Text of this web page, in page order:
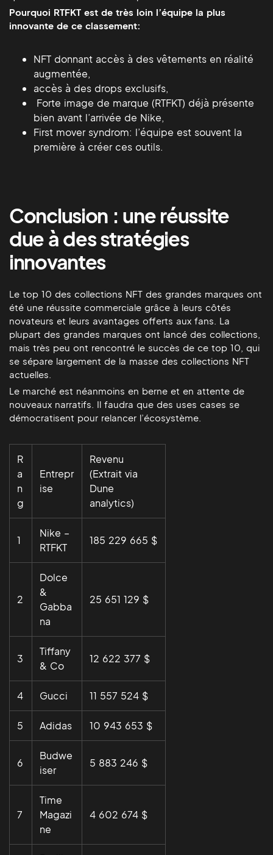
Pourquoi RTFKT est de très loin l’équipe la plus
innovante de ce classement:
NFT donnant accès à des vêtements en réalité
augmentée,
accès à des drops exclusifs,
Forte image de marque (RTFKT) déjà présente
bien avant l’arrivée de Nike,
First mover syndrom: l’équipe est souvent la
première à créer ces outils.
Conclusion : une réussite
due à des stratégies
innovantes
Le top 10 des collections NFT des grandes marques ont
été une réussite commerciale grâce à leurs côtés
novateurs et leurs avantages offerts aux fans. La
plupart des grandes marques ont lancé des collections,
mais très peu ont rencontré le succès de ce top 10, qui
se sépare largement de la masse des collections NFT
actuelles.
Le marché est néanmoins en berne et en attente de
nouveaux narratifs. Il faudra que des uses cases se
démocratisent pour relancer l’écosystème.
R
a
n
g
Entrepr
ise
Revenu
(Extrait via
Dune
analytics)
1
Nike –
RTFKT
185 229 665 $
2
Dolce
&
Gabba
na
25 651 129 $
3
Tiffany
& Co
12 622 377 $
4 Gucci 11 557 524 $
5 Adidas 10 943 653 $
6
Budwe
iser
5 883 246 $
7
Time
Magazi
ne
4 602 674 $